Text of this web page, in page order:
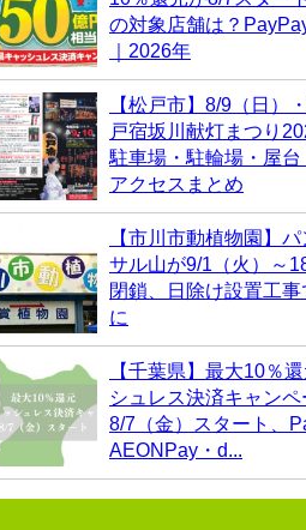
の対象店舗は？
｜2026年
【松戸市】8/9（日）
戸宿坂川献灯まつり
駐車場・駐輪場・屋台
アクセスまとめ
【市川市動植物園】
サル山が9/1（火）～
閉鎖、日除け設置工
に
【千葉県】最大10％
シュレス決済キャン
8/7（金）スタート、
AEONPay・d...